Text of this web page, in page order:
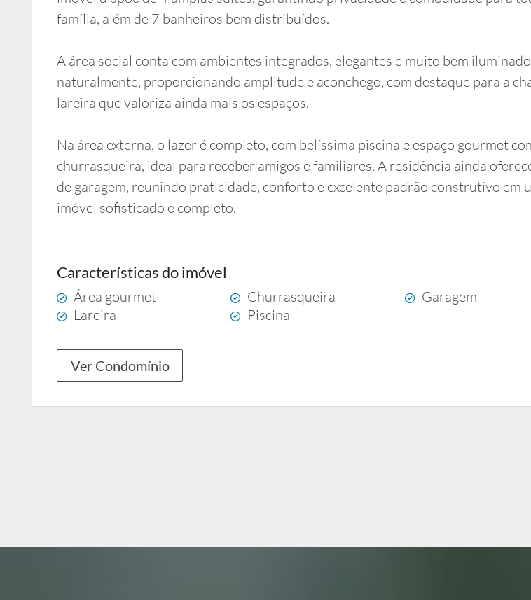
família, além de 7 banheiros bem distribuídos.
A área social conta com ambientes integrados, elegantes e muito bem
naturalmente, proporcionando amplitude e aconchego, com destaque para a
lareira que valoriza ainda mais os espaços.
Na área externa, o lazer é completo, com belíssima piscina e espaço gourmet
churrasqueira, ideal para receber amigos e familiares. A residência ainda
de garagem, reunindo praticidade, conforto e excelente padrão construtivo em
imóvel sofisticado e completo.
Características do imóvel
Área gourmet Churrasqueira
Garagem
Lareira
Piscina
Ver Condomínio